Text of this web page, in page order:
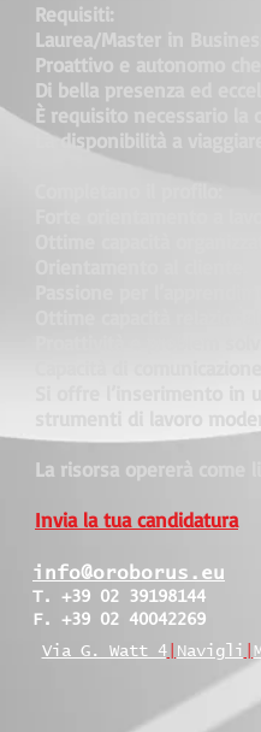
Requisiti:
Laurea/Master in
Proattivo e autonomo
Di bella presenza ed
È requisito necessario la
La disponibilità a
Si offre l’inserimento
strumenti di lavoro
La risorsa opererà come
Invia la tua candidatura
Via G. Watt 4| Navigli
info@oroborus.eu
T. +39 02 39198144
F. +39 02 40042269